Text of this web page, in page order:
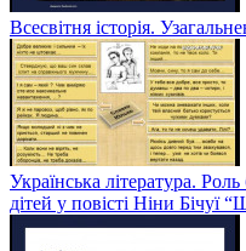
Всесвітня історія.
Українська література. Роль
дітей у повісті Ніни Бічуї